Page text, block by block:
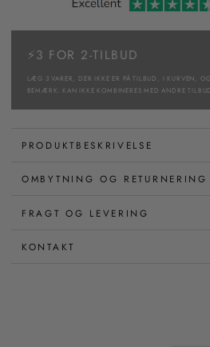
⚡3 FOR 2-TILBUD
LÆG 3 VARER, DER IKKE ER PÅ TILBUD, I KURVEN, OG
BEMÆRK: KAN IKKE KOMBINERES MED ANDRE TILBUD.
PRODUKTBESKRIVELSE
OMBYTNING OG RETURNERING
FRAGT OG LEVERING
KONTAKT